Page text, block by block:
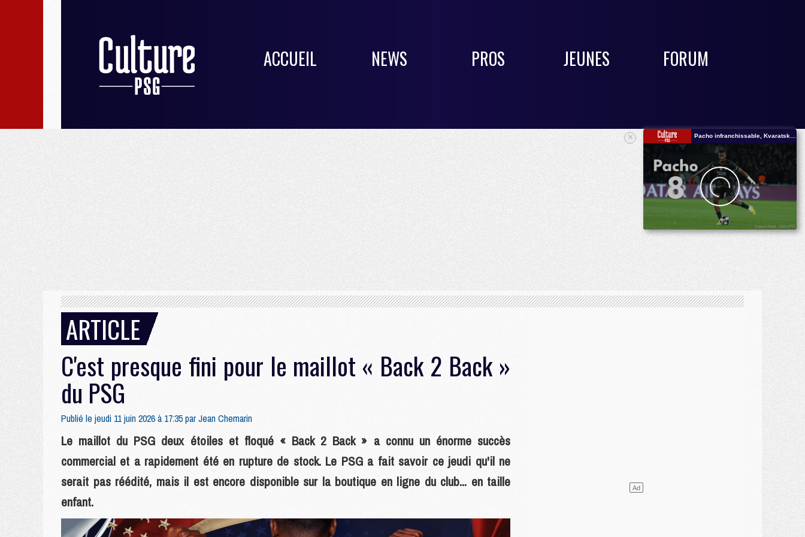
ACCUEIL NEWS PROS JEUNES FORUM
ARTICLE
C'est presque fini pour le maillot « Back 2 Back »
du PSG
Publié le jeudi 11 juin 2026 à 17:35 parJean Chemarin
Le maillot du PSG deux étoiles et floqué « Back 2 Back » a connu un énorme succès
commercial et a rapidement été en rupture de stock. Le PSG a fait savoir ce jeudi qu'il ne
serait pas réédité, mais il est encore disponible sur la boutique en ligne du club... en taille
enfant.
×